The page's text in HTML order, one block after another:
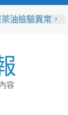
油檢驗異常，
同理溝通助團
助滯留在外男
容